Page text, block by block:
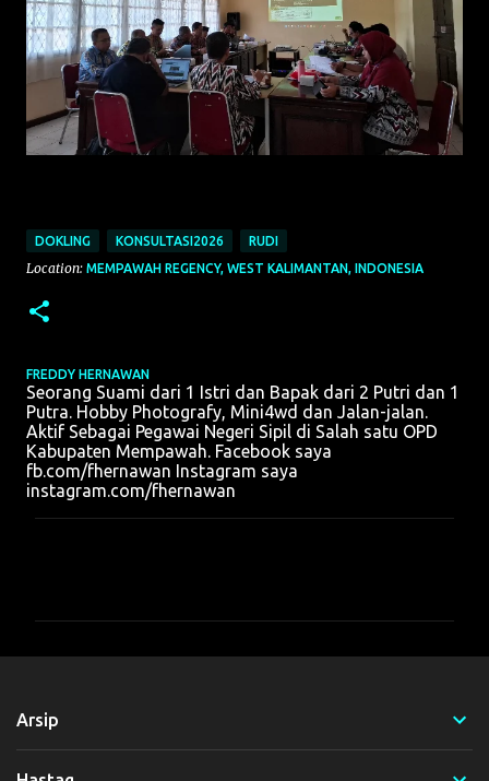
DOKLING KONSULTASI2026 RUDI
Location: MEMPAWAH REGENCY, WEST KALIMANTAN, INDONESIA
FREDDY HERNAWAN
Seorang Suami dari 1 Istri dan Bapak dari 2 Putri dan 1
Putra. Hobby Photografy, Mini4wd dan Jalan-jalan.
Aktif Sebagai Pegawai Negeri Sipil di Salah satu OPD
Kabupaten Mempawah. Facebook saya
fb.com/fhernawan Instagram saya
instagram.com/fhernawan
Arsip